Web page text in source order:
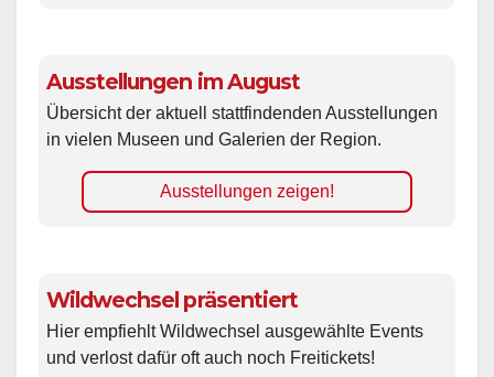
Ausstellungen im August
Übersicht der aktuell stattfindenden Ausstellungen
in vielen Museen und Galerien der Region.
Ausstellungen zeigen!
Wildwechsel präsentiert
Hier empfiehlt Wildwechsel ausgewählte Events
und verlost dafür oft auch noch Freitickets!